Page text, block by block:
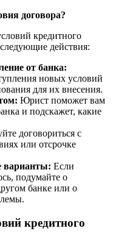
договора?
кредитного
действия:
от банка:
новых условий
для их внесения.
Юрист поможет вам
и подскажет, какие
договориться с
или отсрочке
варианты: Если
подумайте о
банке или о
кредитного